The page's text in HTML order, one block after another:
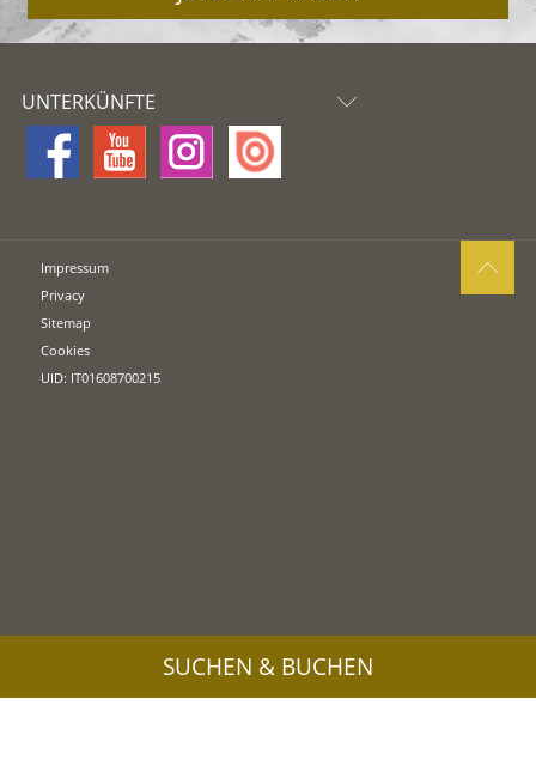
UNTERKÜNFTE
Impressum
Privacy
Sitemap
Cookies
UID: IT01608700215
SUCHEN & BUCHEN